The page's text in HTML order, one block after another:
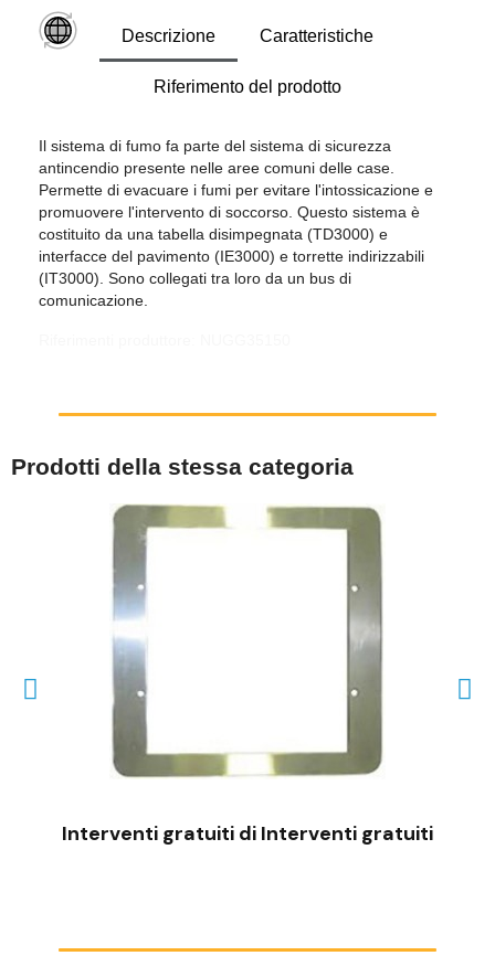
Descrizione Caratteristiche
Riferimento del prodotto
Il sistema di fumo fa parte del sistema di sicurezza
antincendio presente nelle aree comuni delle case.
Permette di evacuare i fumi per evitare l'intossicazione e
promuovere l'intervento di soccorso. Questo sistema è
costituito da una tabella disimpegnata (TD3000) e
interfacce del pavimento (IE3000) e torrette indirizzabili
(IT3000). Sono collegati tra loro da un bus di
comunicazione.
Prodotti della stessa categoria
VISTA RAPIDA
Interventi gratuiti di Interventi gratuiti